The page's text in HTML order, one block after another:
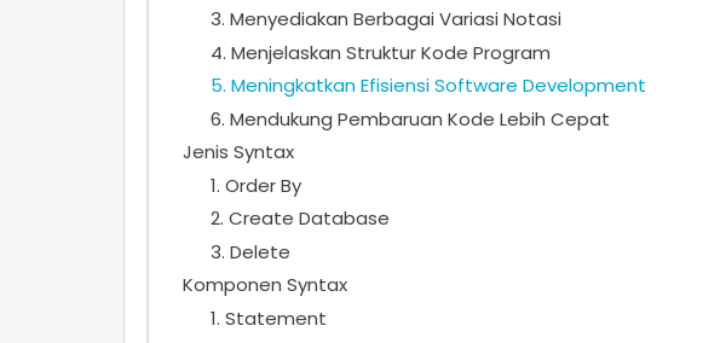
3. Menyediakan Berbagai Variasi Notasi
4. Menjelaskan Struktur Kode Program
5. Meningkatkan Efisiensi Software Development
6. Mendukung Pembaruan Kode Lebih Cepat
Jenis Syntax
1. Order By
2. Create Database
3. Delete
Komponen Syntax
1. Statement